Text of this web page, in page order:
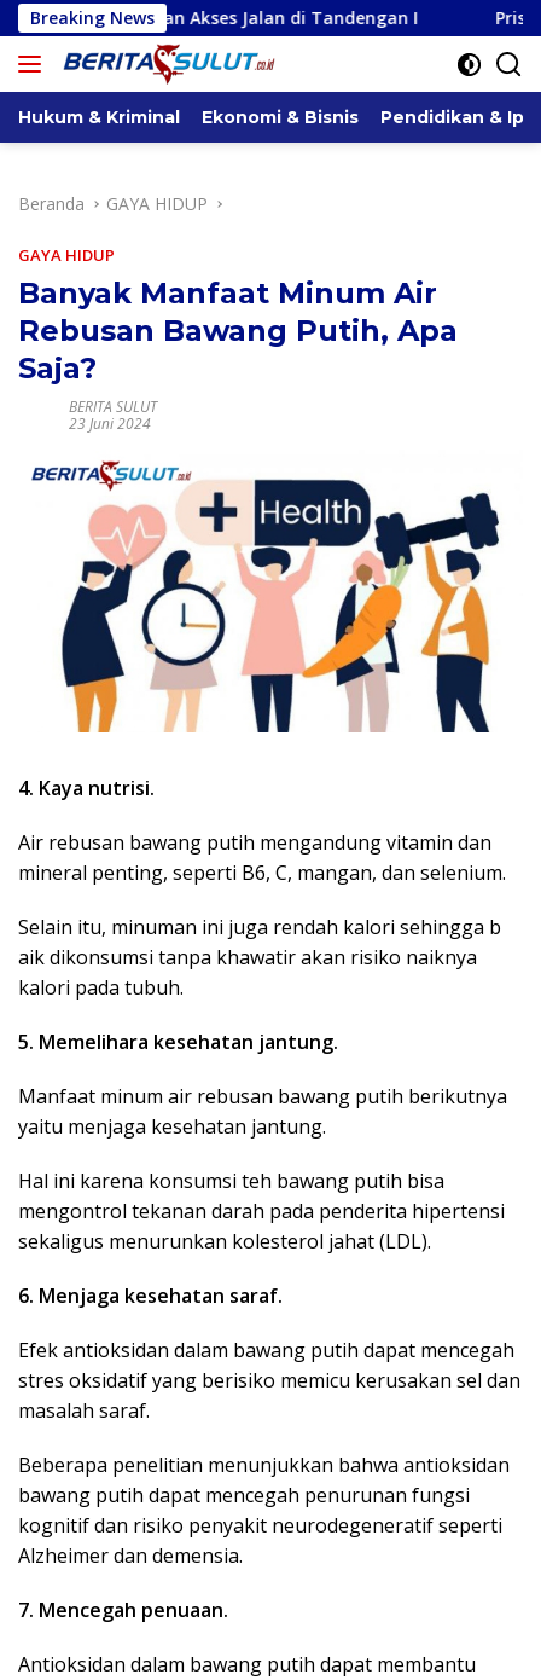
Langsung
ke
konten
Breaking News
Akses Jalan di Tandengan I Priscilla Cindy
Hukum & Kriminal Ekonomi & Bisnis Pendidikan &
Beranda GAYA HIDUP
GAYA HIDUP
Banyak Manfaat Minum Air
Rebusan Bawang Putih, Apa
Saja?
BERITA SULUT
23 Juni 2024
4. Kaya nutrisi.
Air rebusan bawang putih mengandung vitamin dan
mineral penting, seperti B6, C, mangan, dan selenium.
Selain itu, minuman ini juga rendah kalori sehingga b
aik dikonsumsi tanpa khawatir akan risiko naiknya
kalori pada tubuh.
5. Memelihara kesehatan jantung.
Manfaat minum air rebusan bawang putih berikutnya
yaitu menjaga kesehatan jantung.
Hal ini karena konsumsi teh bawang putih bisa
mengontrol tekanan darah pada penderita hipertensi
sekaligus menurunkan kolesterol jahat (LDL).
6. Menjaga kesehatan saraf.
Efek antioksidan dalam bawang putih dapat mencegah
stres oksidatif yang berisiko memicu kerusakan sel dan
masalah saraf.
Beberapa penelitian menunjukkan bahwa antioksidan
bawang putih dapat mencegah penurunan fungsi
kognitif dan risiko penyakit neurodegeneratif seperti
Alzheimer dan demensia.
7. Mencegah penuaan.
Antioksidan dalam bawang putih dapat membantu